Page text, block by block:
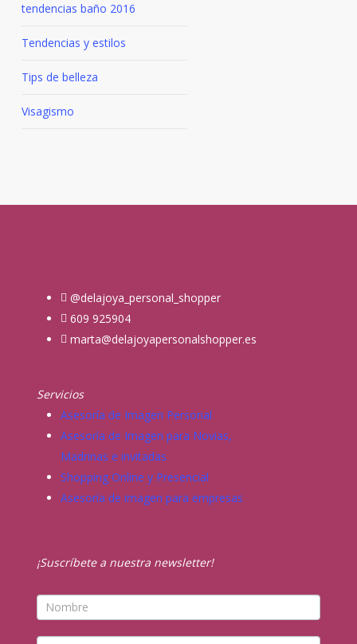
tendencias baño 2016
Tendencias y estilos
Tips de belleza
Visagismo
@delajoya_personal_shopper
609 925904
marta@delajoyapersonalshopper.es
Servicios
Asesoría de Imagen Personal
Asesoría de Imagen para Novias,
Madrinas e invitadas
Shopping Online y Presencial
Asesoría de imagen para empresas
¡Suscríbete a nuestra newsletter!
Newsletter